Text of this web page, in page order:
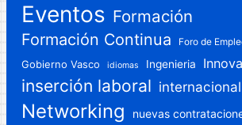
Eventos Formación
Formación Continua Foro de
Gobierno Vasco idiomas Ingenieria
inserción laboral internacional
Networking nuevas